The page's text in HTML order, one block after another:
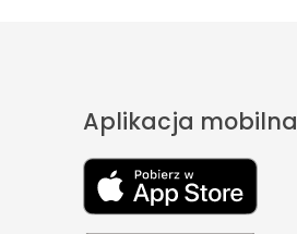
Aplikacja mobilna